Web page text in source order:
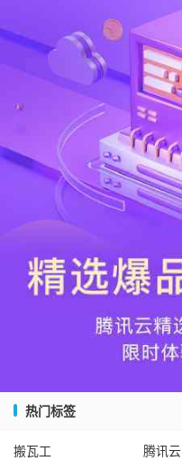
热门标签
搬瓦工 腾讯云